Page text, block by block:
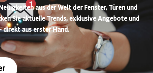
aus der Welt der Fenster, Türen und
Sie aktuelle Trends, exklusive Angebote und
direkt aus erster Hand.